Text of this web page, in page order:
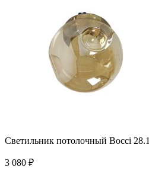
Светильник потолочный Bocci 28.1
3 080 ₽